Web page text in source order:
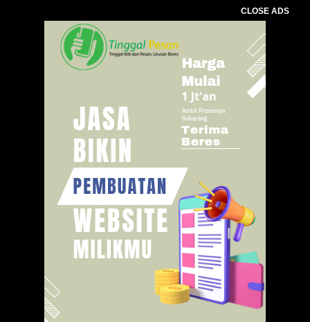
CLOSE ADS